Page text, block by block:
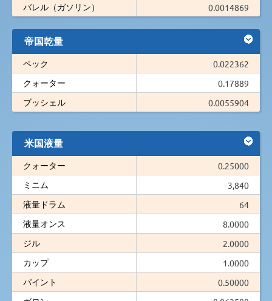
バレル（ガソリン）
0.0014869
帝国乾量
ペック
0.022362
クォーター
0.17889
ブッシェル
0.0055904
米国液量
クォーター
0.25000
ミニム
3,840
液量ドラム
64
液量オンス
8.0000
ジル
2.0000
カップ
1.0000
パイント
0.50000